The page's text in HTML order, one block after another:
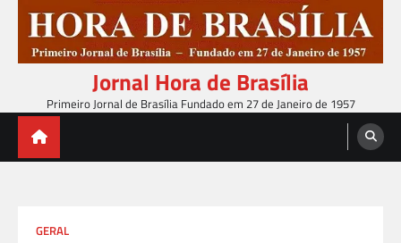
content
Jornal Hora de Brasília
Primeiro Jornal de Brasília Fundado em 27 de Janeiro de 1957
GERAL